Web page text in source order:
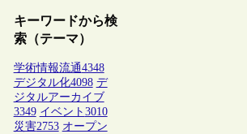
キーワードから検
索（テーマ）
学術情報流通4348
デジタル化4098 デ
ジタルアーカイブ
3349 イベント 3010
災害2753 オープン